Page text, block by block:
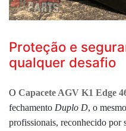
Proteção e
qualquer desafio
O Capacete AGV K1 Edge
fechamento Duplo D, o
profissionais, reconhecido por